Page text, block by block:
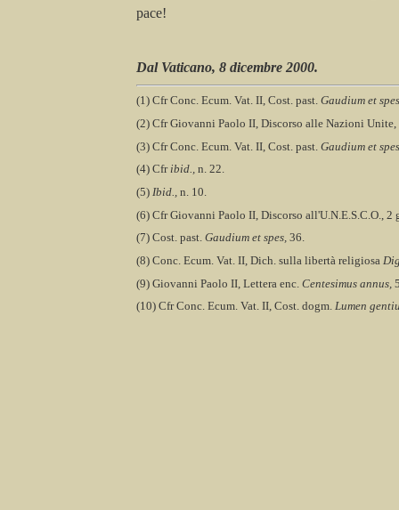
pace!
Dal Vaticano, 8 dicembre 2000.
(1) Cfr Conc. Ecum. Vat. II, Cost. past. Gaudium et
(2) CfrGiovanni Paolo II, Discorso alle Nazioni Unite,
(3) Cfr Conc. Ecum. Vat. II, Cost. past. Gaudium et
(4) Cfr ibid., n. 22.
(5) Ibid., n. 10.
(6) CfrGiovanni Paolo II, Discorso all'U.N.E.S.C.O., 2
(7) Cost. past. Gaudiumet spes, 36.
(8) Conc. Ecum. Vat. II, Dich. sulla libertà religiosa
(9) Giovanni Paolo II, Lettera enc. Centesimus annus,
(10) Cfr Conc. Ecum. Vat. II, Cost. dogm. Lumen